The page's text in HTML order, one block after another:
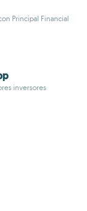
Principal Financial
inversores